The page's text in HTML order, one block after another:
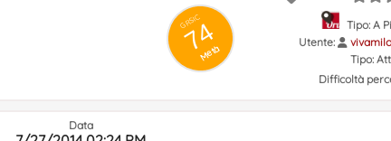
GRSIC
74
Metà
Tipo: A
Utente:
Tipo:
Difficoltà
Data